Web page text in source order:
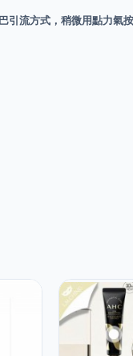
引流方式，稍微用點力氣